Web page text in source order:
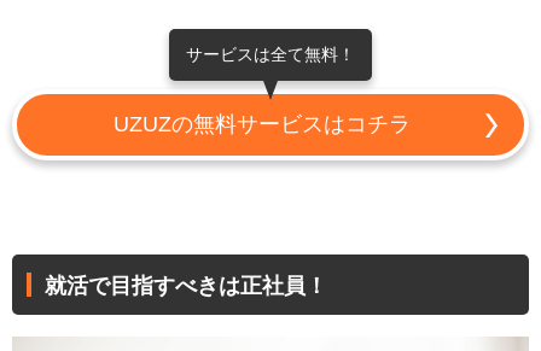
サービスは全て無料！
UZUZの無料サービスはコチラ
就活で目指すべきは正社員！